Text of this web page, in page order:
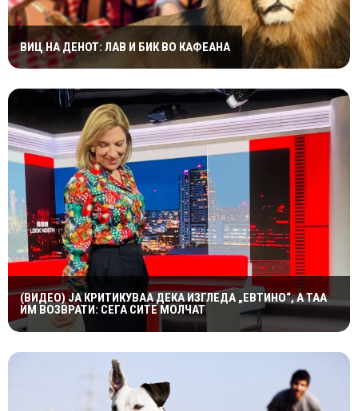
ВИЦ НА ДЕНОТ: ЛАВ И БИК ВО КАФЕАНА
(ВИДЕО) ЈА КРИТИКУВАА ДЕКА ИЗГЛЕДА „ЕВТИНО“, А ТАА
ИМ ВОЗВРАТИ: СЕГА СИТЕ МОЛЧАТ